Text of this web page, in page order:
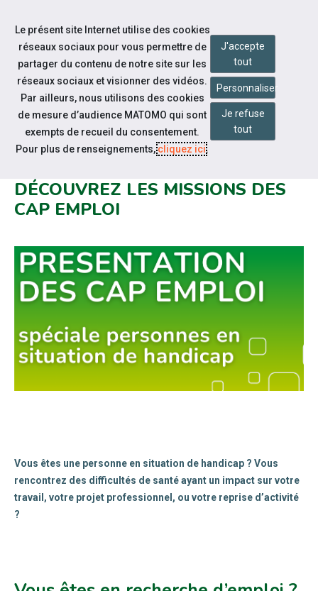
Aller au contenu
Qui sommes-nous ?
VOUS ÊTES UNE PERSONNE EN
DÉCOUVREZ LES MISSIONS DES
CAP EMPLOI
Vous êtes une personne en situation de handicap ? Vous
rencontrez des difficultés de santé ayant un impact sur votre
travail, votre projet professionnel, ou votre reprise d’activité
?
Le présent site Internet utilise des cookies
réseaux sociaux pour vous permettre de
partager du contenu de notre site sur les
réseaux sociaux et visionner des vidéos.
Par ailleurs, nous utilisons des cookies
de mesure d’audience MATOMO qui sont
exempts de recueil du consentement.
Pour plus de renseignements,cliquez ici.
J'accepte
tout
Personnaliser
Je refuse
tout